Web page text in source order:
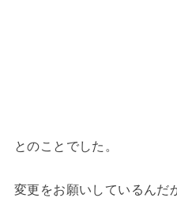
とのことでした。
変更をお願いしているんだ